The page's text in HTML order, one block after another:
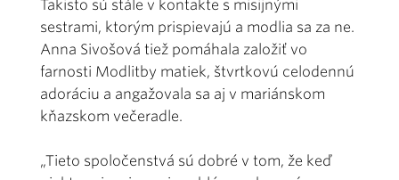
Takisto sú stále v kontakte s misijnými
sestrami, ktorým prispievajú a modlia sa za ne.
Anna Sivošová tiež pomáhala založiť vo
farnosti Modlitby matiek, štvrtkovú celodennú
adoráciu a angažovala sa aj v mariánskom
kňazskom večeradle.
„Tieto spoločenstvá sú dobré v tom, že keď